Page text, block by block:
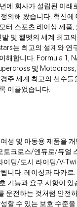
에 회사가 설립된 이래
의해 왔습니다. 혁신에
터 스포츠 레이싱 제품,
및 헬멧의 세계 최고
는 최고의 설계와 연
해합니다. Formula 1,
및 Motocross,
주 세계 최고의 선수들
이끌었습니다.
성 및 아동용 제품을
토크로스/엔듀로/듀얼
이딩/도시 라이딩/V-
니다. 레이싱과 다카르
기능과 요구 사항이 있
운전하는 것처럼 안전
할 수 있는 보호 수준